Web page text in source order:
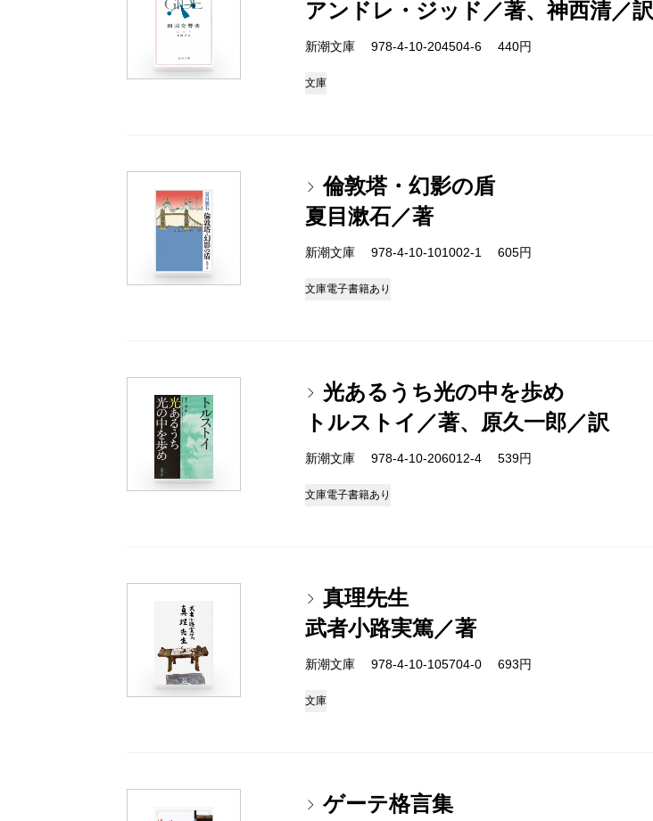
アンドレ・ジッド／著、神西清／訳
新潮文庫 978-4-10-204504-6 440円
文庫
倫敦塔・幻影の盾
夏目漱石／著
新潮文庫 978-4-10-101002-1 605円
文庫電子書籍あり
光あるうち光の中を歩め
トルストイ／著、原久一郎／訳
新潮文庫 978-4-10-206012-4 539円
文庫電子書籍あり
真理先生
武者小路実篤／著
新潮文庫 978-4-10-105704-0 693円
文庫
ゲーテ格言集